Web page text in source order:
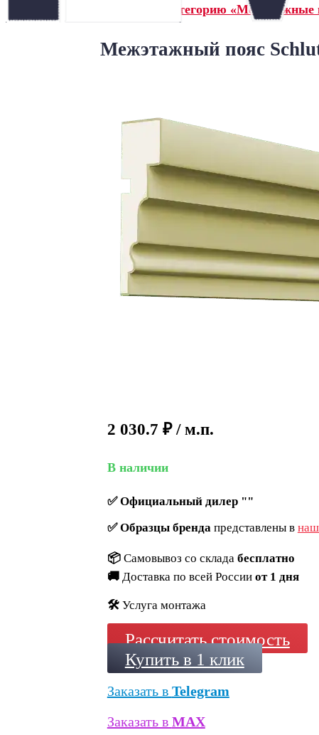
← Назад в категорию «Межэтажные
Межэтажный пояс
2 030.7 ₽ / м.п.
В наличии
✅Официальный дилер ""
✅Образцы брендапредставлены в
📦 Самовывоз со склада бесплатно
🚚 Доставка по всей России от 1 дня
🛠️ Услуга монтажа
Рассчитать стоимость
Купить в 1 клик
Заказать в Telegram
Заказать в MAX